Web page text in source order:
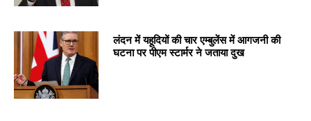
लंदन में यहूदियों की चार एम्बुलेंस में आगजनी की
घटना पर पीएम स्टार्मर ने जताया दुख